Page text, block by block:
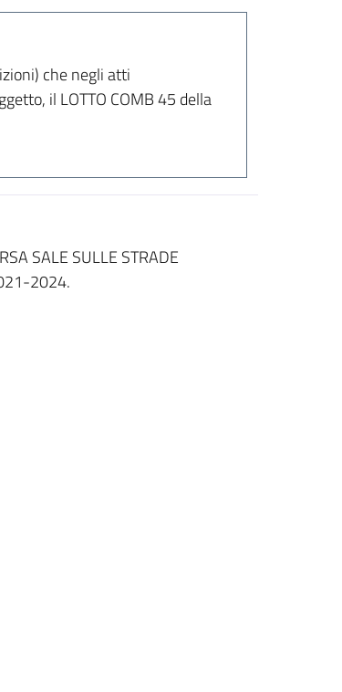
che negli atti
il LOTTO COMB 45 della
SALE SULLE STRADE
2024.